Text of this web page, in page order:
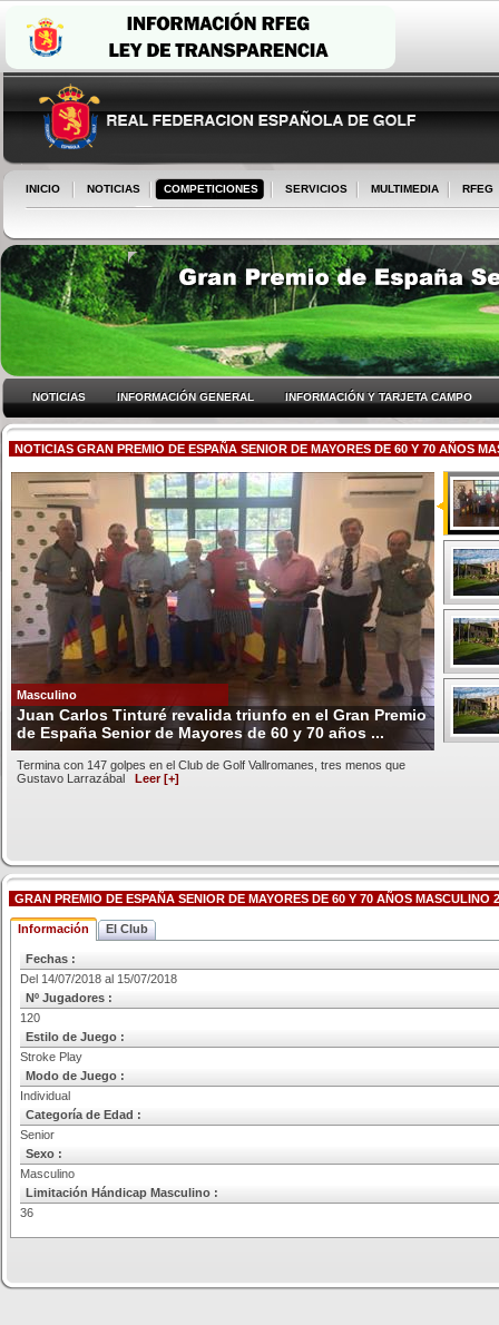
INICIO NOTICIAS COMPETICIONES SERVICIOS MULTIMEDIA RFEG
NOTICIAS INFORMACIÓN GENERAL INFORMACIÓN Y TARJETA CAMPO
NOTICIAS GRAN PREMIO DE ESPAÑA SENIOR DE MAYORES DE 60 Y 70 AÑOS
Masculino
Juan Carlos Tinturé revalida triunfo en el Gran Premio
de España Senior de Mayores de 60 y 70 años ...
Termina con 147 golpes en el Club de Golf Vallromanes, tres menos que
Gustavo Larrazábal Leer [+]
GRAN PREMIO DE ESPAÑA SENIOR DE MAYORES DE 60 Y 70 AÑOS MASCULINO
Información El Club
Fechas :
Del 14/07/2018 al 15/07/2018
Nº Jugadores :
120
Estilo de Juego :
Stroke Play
Modo de Juego :
Individual
Categoría de Edad :
Senior
Sexo :
Masculino
Limitación Hándicap Masculino :
36